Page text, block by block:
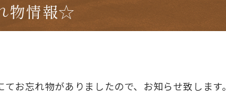
物情報☆
お忘れ物がありましたので、お知らせ致します。